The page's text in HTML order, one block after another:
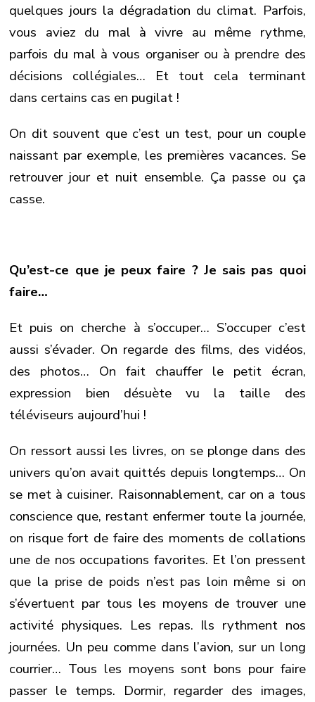
quelques jours la dégradation du climat. Parfois,
vous aviez du mal à vivre au même rythme,
parfois du mal à vous organiser ou à prendre des
décisions collégiales… Et tout cela terminant
dans certains cas en pugilat !
On dit souvent que c’est un test, pour un couple
naissant par exemple, les premières vacances. Se
retrouver jour et nuit ensemble. Ça passe ou ça
casse.
Qu’est-ce que je peux faire ? Je sais pas quoi
faire…
Et puis on cherche à s’occuper… S’occuper c’est
aussi s’évader. On regarde des films, des vidéos,
des photos… On fait chauffer le petit écran,
expression bien désuète vu la taille des
téléviseurs aujourd’hui !
On ressort aussi les livres, on se plonge dans des
univers qu’on avait quittés depuis longtemps… On
se met à cuisiner. Raisonnablement, car on a tous
conscience que, restant enfermer toute la journée,
on risque fort de faire des moments de collations
une de nos occupations favorites. Et l’on pressent
que la prise de poids n’est pas loin même si on
s’évertuent par tous les moyens de trouver une
activité physiques. Les repas. Ils rythment nos
journées. Un peu comme dans l’avion, sur un long
courrier… Tous les moyens sont bons pour faire
passer le temps. Dormir, regarder des images,